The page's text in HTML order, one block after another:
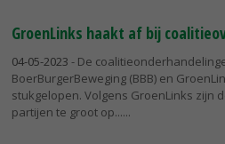
GroenLinks haakt af bij
04-05-2023 - De
BoerBurgerBeweging (BBB) en
stukgelopen. Volgens GroenLinks zijn
partijen te groot op...